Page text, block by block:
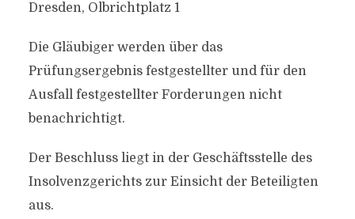
Dresden, Olbrichtplatz 1
Die Gläubiger werden über das
Prüfungsergebnis festgestellter und für den
Ausfall festgestellter Forderungen nicht
benachrichtigt.
Der Beschluss liegt in der Geschäftsstelle des
Insolvenzgerichts zur Einsicht der Beteiligten
aus.